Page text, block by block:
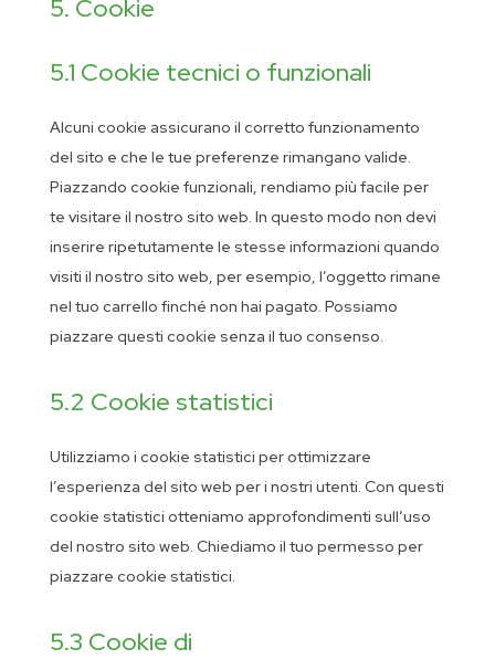
5. Cookie
5.1 Cookie tecnici o funzionali
Alcuni cookie assicurano il corretto funzionamento
del sito e che le tue preferenze rimangano valide.
Piazzando cookie funzionali, rendiamo più facile per
te visitare il nostro sito web. In questo modo non devi
inserire ripetutamente le stesse informazioni quando
visiti il nostro sito web, per esempio, l’oggetto rimane
nel tuo carrello finché non hai pagato. Possiamo
piazzare questi cookie senza il tuo consenso.
5.2 Cookie statistici
Utilizziamo i cookie statistici per ottimizzare
l’esperienza del sito web per i nostri utenti. Con questi
cookie statistici otteniamo approfondimenti sull’uso
del nostro sito web. Chiediamo il tuo permesso per
piazzare cookie statistici.
5.3 Cookie di